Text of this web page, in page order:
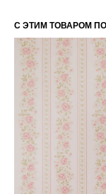
С ЭТИМ ТОВАРОМ
Я даю
персональных
соответствиис
Я даю
рассылки
Подписаться